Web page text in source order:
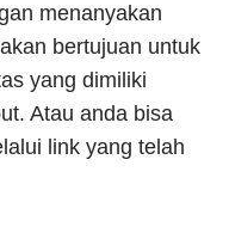
menanyakan
bertujuan untuk
yang dimiliki
Atau anda bisa
link yang telah